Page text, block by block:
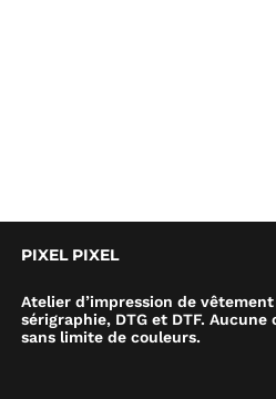
PIXEL PIXEL
Atelier d’impression de
sérigraphie, DTG et DTF.
sans limite de couleurs.